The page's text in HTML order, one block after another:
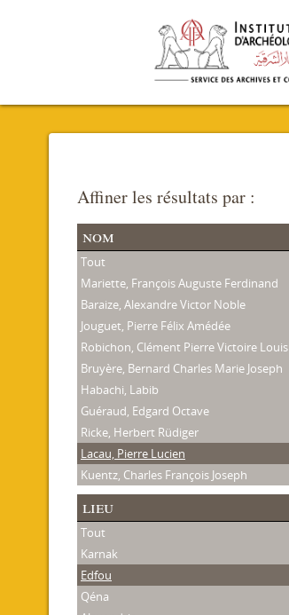
Affiner les résultats par :
nom
Tout
Mariette, François Auguste Ferdinand
Baraize, Alexandre Victor Noble
Jouguet, Pierre Félix Amédée
Robichon, Clément Pierre Victoire Louis
Bruyère, Bernard Charles Marie Joseph
Habachi, Labib
Guéraud, Edgard Octave
Ricke, Herbert Rüdiger
Lacau, Pierre Lucien
Kuentz, Charles François Joseph
lieu
Tout
Karnak
Edfou
Qéna